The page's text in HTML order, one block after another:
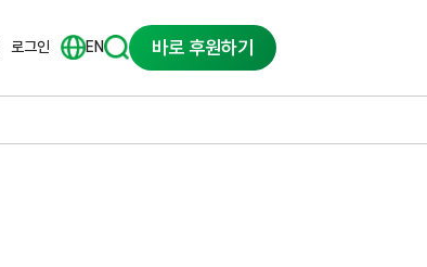
로그인 EN 바로 후원하기